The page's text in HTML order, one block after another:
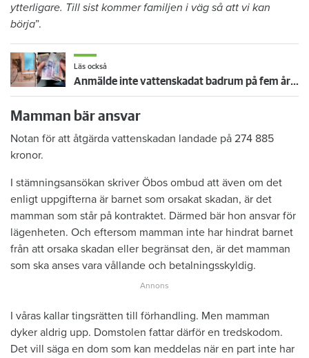
ytterligare. Till sist kommer familjen i väg så att vi kan
börja”.
Läs också
Anmälde inte vattenskadat badrum på fem år – krävs på 125 000 kronor
Mamman bär ansvar
Notan för att åtgärda vattenskadan landade på 274 885
kronor.
I stämningsansökan skriver Öbos ombud att även om det
enligt uppgifterna är barnet som orsakat skadan, är det
mamman som står på kontraktet. Därmed bär hon ansvar för
lägenheten. Och eftersom mamman inte har hindrat barnet
från att orsaka skadan eller begränsat den, är det mamman
som ska anses vara vållande och betalningsskyldig.
I våras kallar tingsrätten till förhandling. Men mamman
dyker aldrig upp. Domstolen fattar därför en tredskodom.
Det vill säga en dom som kan meddelas när en part inte har